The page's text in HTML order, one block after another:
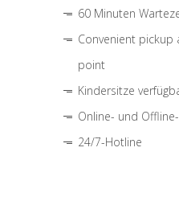
60 Minuten
Convenient
point
Kindersitze
Online- und
24/7-Hotline